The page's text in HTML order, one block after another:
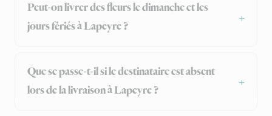
Peut-on livrer des fleurs le dimanche et les
jours fériés à Lapeyre ?
Que se passe-t-il si le destinataire est absent
lors de la livraison à Lapeyre ?